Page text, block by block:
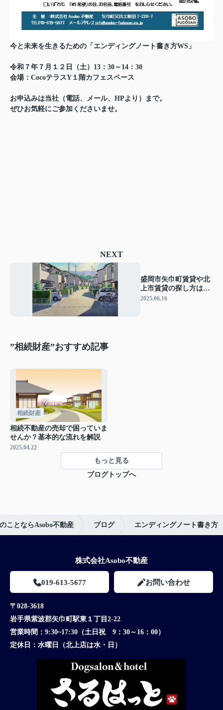
今と未来を生きるための「エンディングノート書き方WS」
令和７年７月１２日（土）13：30～14：30
会場：CocoテラスY１階カフェスペース
お申込みは当社（電話、メール、HPより）まで。
ぜひお気軽にご参加くださいませ。
NEXT
盛岡市矢巾町賃貸や北
上市賃貸の探し方はど
うする？エリアごとの
2025.06.16
”相続財産”おすすめ記事
相続財産
相続不動産の売却で困っていま
せんか？基本的な流れを解説
2025.04.22
もっと見る
ブログトップへ
ことならAsobo不動産 ブログ エンディングノート書き方
株式会社Asobo不動産
019-613-5677 お問い合わせ
〒028-3618
岩手県紫波郡矢巾町駅東１丁目2-22
営業時間： 9:30~17:30（土日祝 9：30～16：00）
定休日： 水曜日（北上店は水・日）